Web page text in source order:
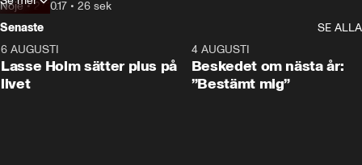
Nöje•27.10.17 • 26 sek
Senaste
SE ALLA
6 AUGUSTI
Lasse Holm sätter plus på
livet
4 AUGUSTI
Beskedet om nästa år:
”Bestämt mig”